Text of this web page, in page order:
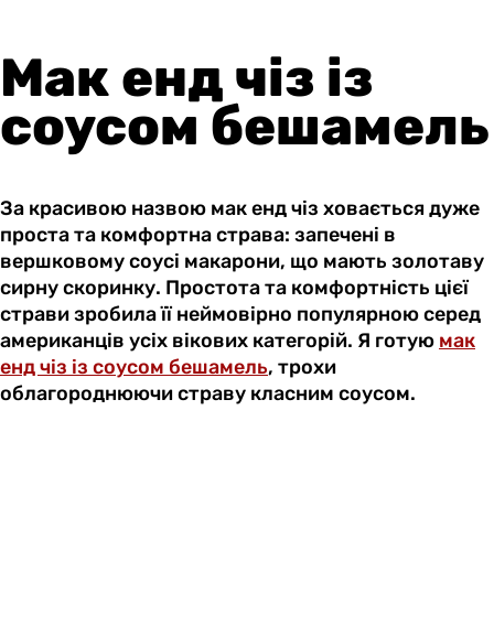
Мак енд чіз із
соусом бешамель
За красивою назвою мак енд чіз ховається дуже
проста та комфортна страва: запечені в
вершковому соусі макарони, що мають золотаву
сирну скоринку. Простота та комфортність цієї
страви зробила її неймовірно популярною серед
американців усіх вікових категорій. Я готую мак
енд чіз із соусом бешамель, трохи
облагороднюючи страву класним соусом.